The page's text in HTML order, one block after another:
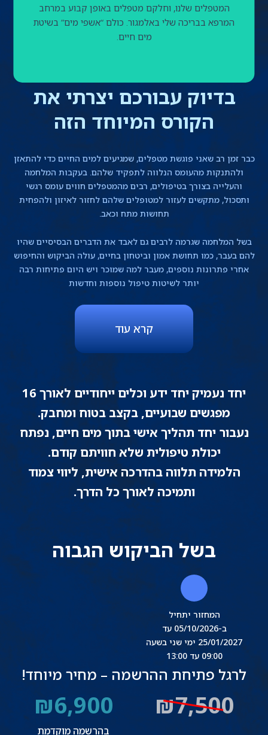
המטפלים שלנו, וחלקם מטפלים באופן קבוע במרחב
המרפא בבריכה שלי באלמגור. כולם “אשפי מים” בשיטת
מים חיים.
בדיוק עבורכם יצרתי את
הקורס המיוחד הזה
כבר זמן רב שאני פוגשת מטפלים, שמגיעים למים החיים כדי להתאזן
ולהתנקות מהעומס הנלווה לתפקיד שלהם. בעקבות המלחמה
והעלייה בצורך בטיפולים, רבים מהמטפלים חווים עומס רגשי
ותסכול, מתקשים לעזור למטופלים שלהם לחזור לאיזון ולהפחית
תחושות מתח וכאב.
בשל המלחמה שגרמה לרבים גם לאבד את הדברים הבסיסיים שהיו
להם בעבר, כמו תחושת אמון וביטחון בחיים, עולה הביקוש והחיפוש
אחרי פתרונות נוספים, מעבר למה שמוכר ויש היום פתיחות רבה
יותר לשיטות טיפול נוספות וחדשות
קרא עוד
יחד נעמיק יחד ידע וכלים ייחודיים לאורך 16
מפגשים שבועיים, בקצב בטוח ומחבק.
נעבור יחד תהליך אישי בתוך מים חיים, נפתח
יכולת טיפולית שלא חוויתם קודם.
הלמידה תלווה בהדרכה אישית, ליווי צמוד
ותמיכה לאורך כל הדרך.
בשל הביקוש הגבוה
המחזור יתחיל
ב-05/10/2026 עד
25/01/2027 ימי שני בשעה
09:00 עד 13:00
לרגל פתיחת ההרשמה – מחיר מיוחד!
₪7,500
₪6,900
בהרשמה מוקדמת